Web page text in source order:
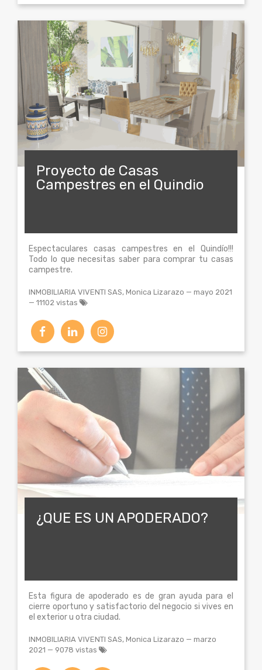
Proyecto de Casas
Campestres en el Quindio
Espectaculares casas campestres en el Quindío!!!
Todo lo que necesitas saber para comprar tu casas
campestre.
INMOBILIARIA VIVENTI SAS, Monica Lizarazo —mayo 2021
— 11102 vistas
¿QUE ES UN APODERADO?
Esta figura de apoderado es de gran ayuda para el
cierre oportuno y satisfactorio del negocio si vives en
el exterior u otra ciudad.
INMOBILIARIA VIVENTI SAS, Monica Lizarazo —marzo
2021 — 9078 vistas